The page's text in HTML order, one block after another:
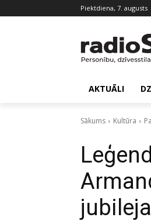
piektdiena, 7. augusts
AKTUĀLI
Sākums Kultūra